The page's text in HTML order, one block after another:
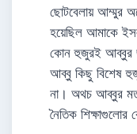
ছোটবেলায় আম্মুর
হয়েছিল আমাকে
কোন হুজুরই আব্বুর
আব্বু কিছু বিশেষ
না। অথচ আব্বুর মত
নৈতিক